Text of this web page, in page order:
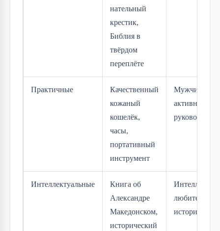
нательный
крестик,
Библия в
твёрдом
переплёте
Практичные
Качественный
кожаный
кошелёк,
часы,
портативный
инструмент
Мужчинам
активного
Интеллектуальные
Книга об
Александре
Македонском,
исторический
любителям
истории